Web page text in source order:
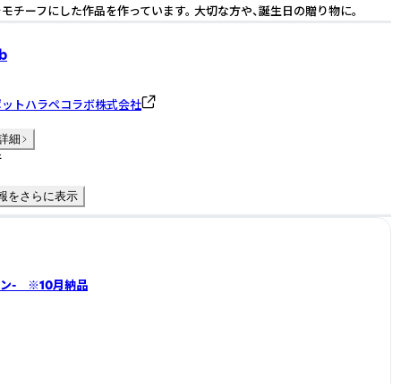
チーフにした作品を作っています。 大切な方や、誕生日の贈り物に。
トハラペコラボ株式会社
細
をさらに表示
ン- ※10月納品